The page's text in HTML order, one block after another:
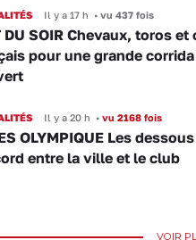
Il y a 17 h •vu 437 fois
DU SOIR Chevaux, toros et
pour une grande corrida
Il y a 20 h •vu 2168 fois
OLYMPIQUE Les
entre la ville et le club
VOIR